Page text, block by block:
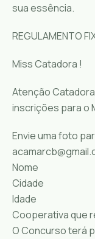
sua essência.
REGULAMENTO
Miss Catadora !
Atenção
inscrições para o
Envie uma foto
Nome
Cidade
Idade
Cooperativa que
O Concurso terá